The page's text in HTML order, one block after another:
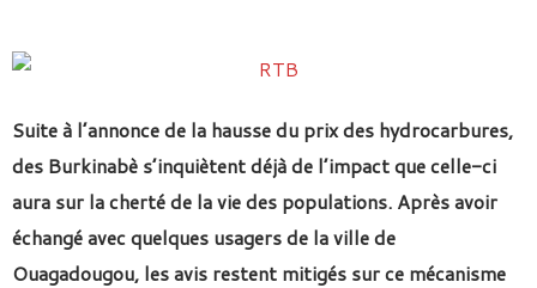
Suite à l’annonce de la hausse du prix des hydrocarbures,
des Burkinabè s’inquiètent déjà de l’impact que celle-ci
aura sur la cherté de la vie des populations. Après avoir
échangé avec quelques usagers de la ville de
Ouagadougou, les avis restent mitigés sur ce mécanisme